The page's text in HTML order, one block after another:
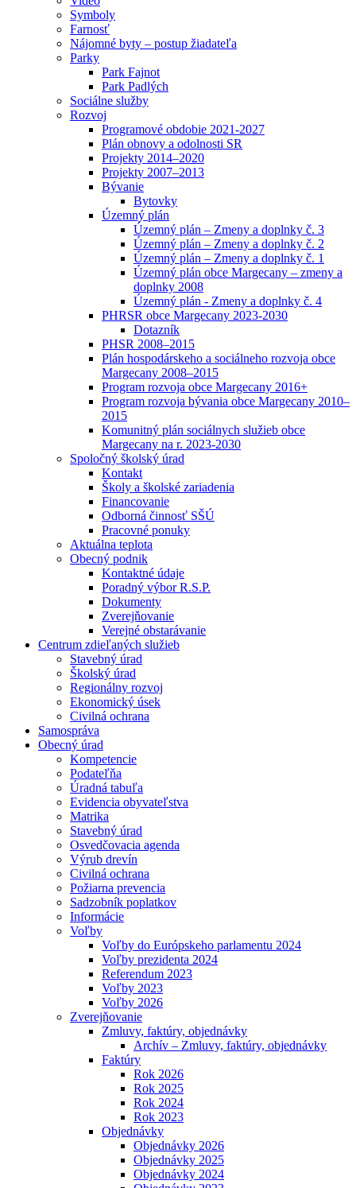
Symboly
Farnosť
Nájomné byty – postup žiadateľa
Parky
Park Fajnot
Park Padlých
Sociálne služby
Rozvoj
Programové obdobie 2021-2027
Plán obnovy a odolnosti SR
Projekty 2014–2020
Projekty 2007–2013
Bývanie
Bytovky
Územný plán
Územný plán – Zmeny a doplnky č. 3
Územný plán – Zmeny a doplnky č. 2
Územný plán – Zmeny a doplnky č. 1
Územný plán obce Margecany – zmeny a
doplnky 2008
Územný plán - Zmeny a doplnky č. 4
PHRSR obce Margecany 2023-2030
Dotazník
PHSR 2008–2015
Plán hospodárskeho a sociálneho rozvoja obce
Margecany 2008–2015
Program rozvoja obce Margecany 2016+
Program rozvoja bývania obce Margecany 2010–
2015
Komunitný plán sociálnych služieb obce
Margecany na r. 2023-2030
Spoločný školský úrad
Kontakt
Školy a školské zariadenia
Financovanie
Odborná činnosť SŠÚ
Pracovné ponuky
Aktuálna teplota
Obecný podnik
Kontaktné údaje
Poradný výbor R.S.P.
Dokumenty
Zverejňovanie
Verejné obstarávanie
Centrum zdieľaných služieb
Stavebný úrad
Školský úrad
Regionálny rozvoj
Ekonomický úsek
Civilná ochrana
Samospráva
Obecný úrad
Kompetencie
Podateľňa
Úradná tabuľa
Evidencia obyvateľstva
Matrika
Stavebný úrad
Osvedčovacia agenda
Výrub drevín
Civilná ochrana
Požiarna prevencia
Sadzobník poplatkov
Informácie
Voľby
Voľby do Európskeho parlamentu 2024
Voľby prezidenta 2024
Referendum 2023
Voľby 2023
Voľby 2026
Zverejňovanie
Zmluvy, faktúry, objednávky
Archív – Zmluvy, faktúry, objednávky
Faktúry
Rok 2026
Rok 2025
Rok 2024
Rok 2023
Objednávky
Objednávky 2026
Objednávky 2025
Objednávky 2024